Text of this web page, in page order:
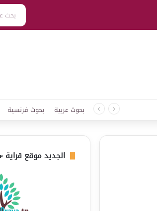
بحوث عربية بحوث فرنسية
الجديد موقع قراية Collège